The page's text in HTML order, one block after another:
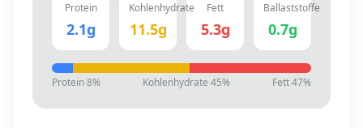
Protein
2.1g
Kohlenhydrate
11.5g
Fett
5.3g
Ballaststoffe
0.7g
Protein8% Kohlenhydrate 45% Fett47%